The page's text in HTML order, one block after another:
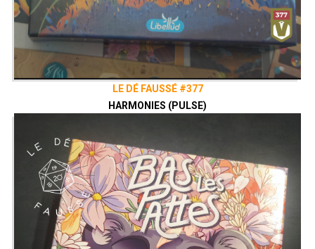
LE DÉ FAUSSÉ #377
HARMONIES (PULSE)